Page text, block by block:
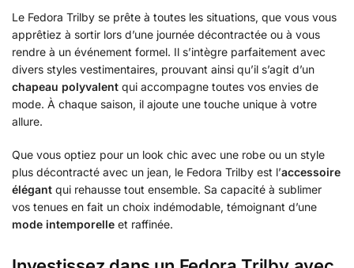
Le Fedora Trilby se prête à toutes les situations, que vous vous
apprêtiez à sortir lors d’une journée décontractée ou à vous
rendre à un événement formel. Il s’intègre parfaitement avec
divers styles vestimentaires, prouvant ainsi qu’il s’agit d’un
chapeau polyvalent qui accompagne toutes vos envies de
mode. À chaque saison, il ajoute une touche unique à votre
allure.
Que vous optiez pour un look chic avec une robe ou un style
plus décontracté avec un jean, le Fedora Trilby est l’accessoire
élégant qui rehausse tout ensemble. Sa capacité à sublimer
vos tenues en fait un choix indémodable, témoignant d’une
mode intemporelle et raffinée.